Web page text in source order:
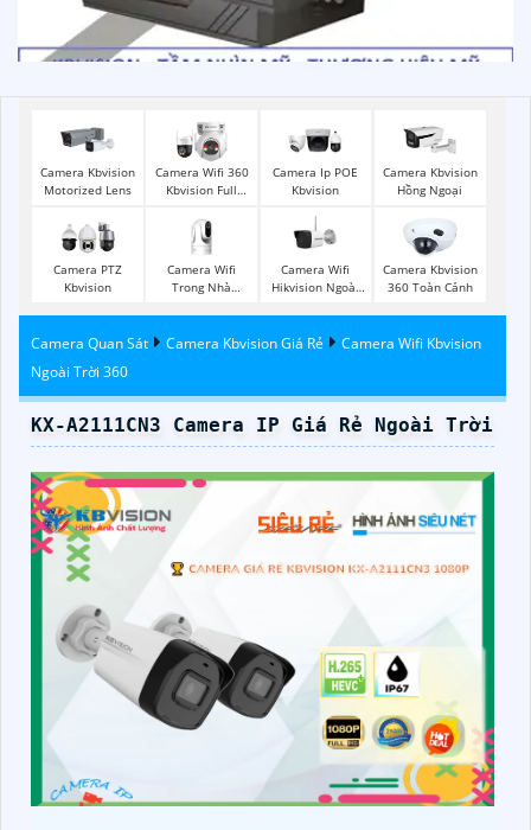
Camera Kbvision
Motorized Lens
Camera Wifi 360
Kbvision Full
Camera Ip POE
Kbvision
Camera Kbvision
Hồng Ngoại
Camera PTZ
Kbvision
Camera Wifi
Trong Nhà
Camera Wifi
Hikvision Ngoài
Camera Kbvision
360 Toàn Cảnh
Camera Quan Sát Camera Kbvision Giá Rẻ
Camera Wifi Kbvision
Ngoài Trời 360
KX-A2111CN3 Camera IP Giá Rẻ Ngoài Trời